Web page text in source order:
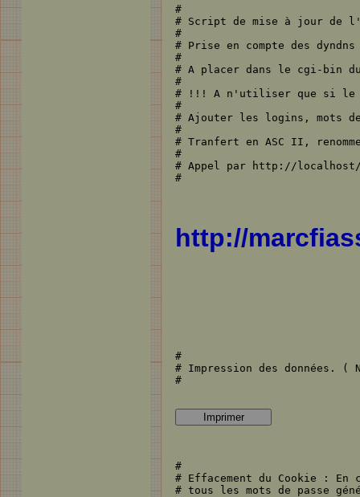
# Script de mise à jour de
#
# Prise en compte des
#
# A placer dans le cgi-bin
#
# !!! A n'utiliser que si le
#
# Ajouter les logins, mots
#
# Tranfert en ASC II,
#
# Appel par http://
http://
# Impression des données.
#
# Effacement du Cookie :
# tous les mots de passe